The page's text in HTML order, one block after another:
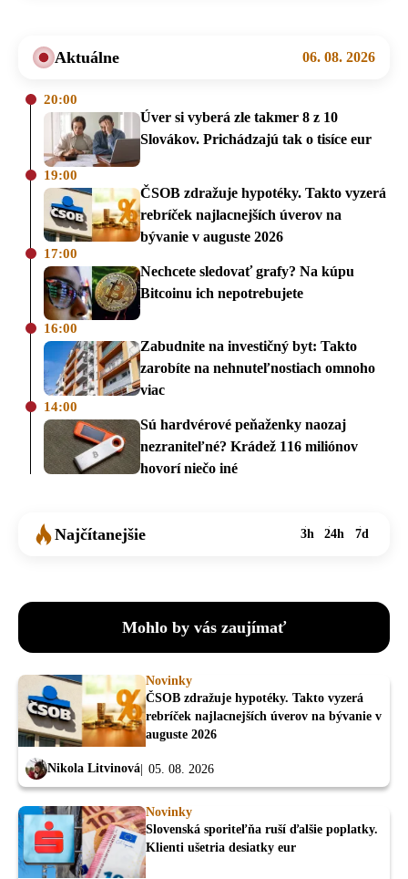
Aktuálne 06. 08. 2026
20:00
Úver si vyberá zle takmer 8 z 10
Slovákov. Prichádzajú tak o tisíce eur
19:00
ČSOB zdražuje hypotéky. Takto vyzerá
rebríček najlacnejších úverov na
bývanie v auguste 2026
17:00
Nechcete sledovať grafy? Na kúpu
Bitcoinu ich nepotrebujete
16:00
Zabudnite na investičný byt: Takto
zarobíte na nehnuteľnostiach omnoho
viac
14:00
Sú hardvérové peňaženky naozaj
nezraniteľné? Krádež 116 miliónov
hovorí niečo iné
Najčítanejšie 3h 24h 7d
Mohlo by vás zaujímať
Novinky
ČSOB zdražuje hypotéky. Takto vyzerá
rebríček najlacnejších úverov na bývanie v
auguste 2026
Nikola Litvinová 05. 08. 2026
Novinky
Slovenská sporiteľňa ruší ďalšie poplatky.
Klienti ušetria desiatky eur